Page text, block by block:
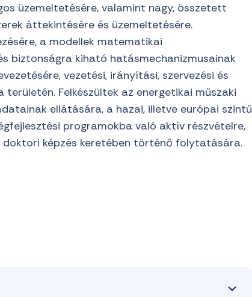
üzemeltetésére, valamint nagy, összetett
áttekintésére és üzemeltetésére.
a modellek matematikai
biztonságra kiható hatásmechanizmusainak
vezetési, irányítási, szervezési és
Felkészültek az energetikai műszaki
ellátására, a hazai, illetve európai szintű
programokba való aktív részvételre,
képzés keretében történő folytatására.